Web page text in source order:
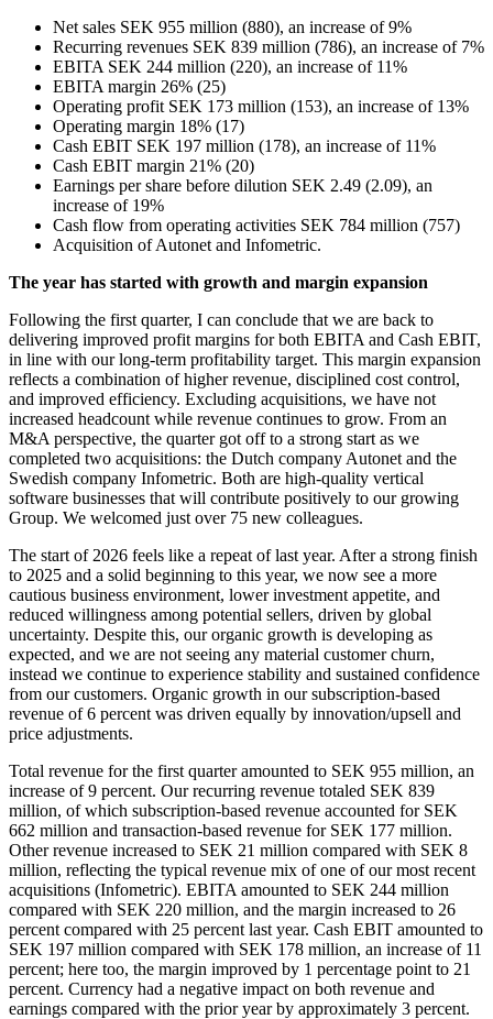
Net sales SEK 955 million (880), an increase of 9%
Recurring revenues SEK 839 million (786), an increase of 7%
EBITA SEK 244 million (220), an increase of 11%
EBITA margin 26% (25)
Operating profit SEK 173 million (153), an increase of 13%
Operating margin 18% (17)
Cash EBIT SEK 197 million (178), an increase of 11%
Cash EBIT margin 21% (20)
Earnings per share before dilution SEK 2.49 (2.09), an
increase of 19%
Cash flow from operating activities SEK 784 million (757)
Acquisition of Autonet and Infometric.
The year has started with growth and margin expansion
Following the first quarter, I can conclude that we are back to
delivering improved profit margins for both EBITA and Cash EBIT,
in line with our long-term profitability target. This margin expansion
reflects a combination of higher revenue, disciplined cost control,
and improved efficiency. Excluding acquisitions, we have not
increased headcount while revenue continues to grow. From an
M&A perspective, the quarter got off to a strong start as we
completed two acquisitions: the Dutch company Autonet and the
Swedish company Infometric. Both are high-quality vertical
software businesses that will contribute positively to our growing
Group. We welcomed just over 75 new colleagues.
The start of 2026 feels like a repeat of last year. After a strong finish
to 2025 and a solid beginning to this year, we now see a more
cautious business environment, lower investment appetite, and
reduced willingness among potential sellers, driven by global
uncertainty. Despite this, our organic growth is developing as
expected, and we are not seeing any material customer churn,
instead we continue to experience stability and sustained confidence
from our customers. Organic growth in our subscription-based
revenue of 6 percent was driven equally by innovation/upsell and
price adjustments.
Total revenue for the first quarter amounted to SEK 955 million, an
increase of 9 percent. Our recurring revenue totaled SEK 839
million, of which subscription-based revenue accounted for SEK
662 million and transaction-based revenue for SEK 177 million.
Other revenue increased to SEK 21 million compared with SEK 8
million, reflecting the typical revenue mix of one of our most recent
acquisitions (Infometric). EBITA amounted to SEK 244 million
compared with SEK 220 million, and the margin increased to 26
percent compared with 25 percent last year. Cash EBIT amounted to
SEK 197 million compared with SEK 178 million, an increase of 11
percent; here too, the margin improved by 1 percentage point to 21
percent. Currency had a negative impact on both revenue and
earnings compared with the prior year by approximately 3 percent.